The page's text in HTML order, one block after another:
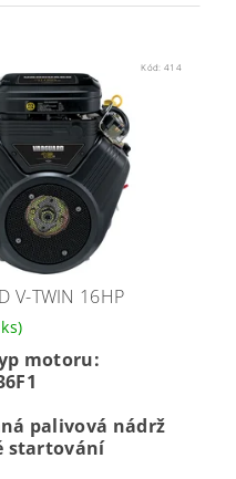
Kód:414
V-TWIN 16HP
motoru:
palivová nádrž
startování